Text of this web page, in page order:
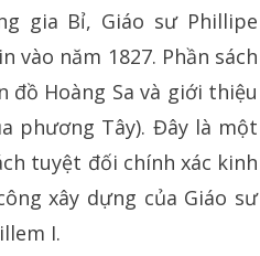
gia Bỉ, Giáo sư Phillipe
vào năm 1827. Phần sách
đồ Hoàng Sa và giới thiệu
phương Tây). Đây là một
tuyệt đối chính xác kinh
xây dựng của Giáo sư
I.